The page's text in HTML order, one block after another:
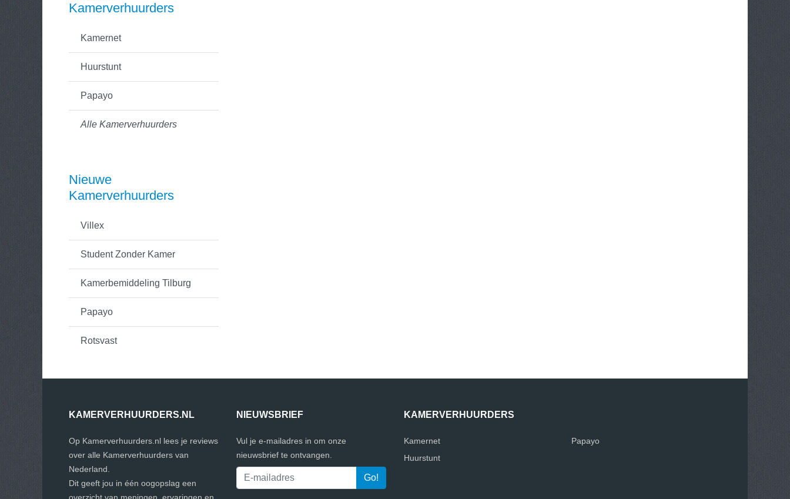
Kamerverhuurders
Kamernet
Huurstunt
Papayo
Alle Kamerverhuurders
Nieuwe
Kamerverhuurders
Villex
Student Zonder Kamer
Kamerbemiddeling Tilburg
Papayo
Rotsvast
KAMERVERHUURDERS.NL
Op Kamerverhuurders.nl lees je reviews
over alle Kamerverhuurders van
Nederland.
Dit geeft jou in één oogopslag een
NIEUWSBRIEF
Vul je e-mailadres in om onze
nieuwsbrief te ontvangen.
KAMERVERHUURDERS
Kamernet
Huurstunt
Papayo